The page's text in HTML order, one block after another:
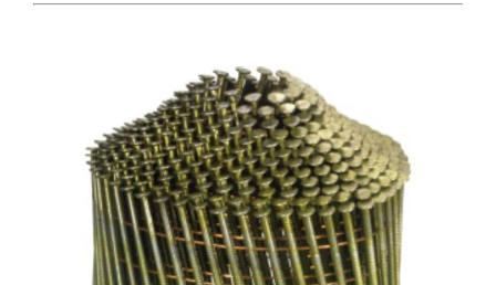
Achetez 4 sachets ou boîtes d'agrafes ou de pointes et